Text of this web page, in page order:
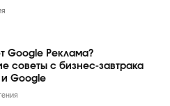
Google Реклама?
советы с бизнес-завтрака
Google